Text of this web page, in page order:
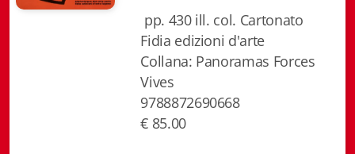
pp. 430 ill. col. Cartonato
Fidia edizioni d'arte
Collana: Panoramas Forces
Vives
9788872690668
€ 85.00
Giampiero Casagrande editore
Biblioteca letteraria Nord-Sud